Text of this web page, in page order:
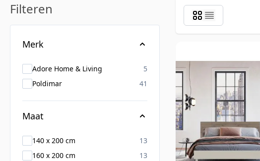
Filteren
Merk
Adore Home & Living 5products available
Poldimar
41 products available
Maat
140 x 200 cm 13 products available
160 x 200 cm
13 products available